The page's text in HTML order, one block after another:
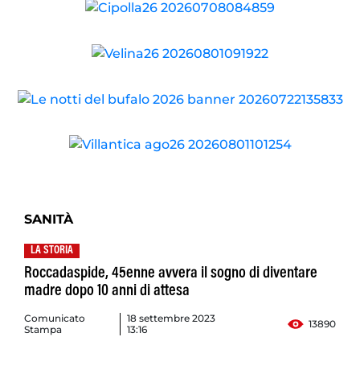
SANITÀ
LA STORIA
Roccadaspide, 45enne avvera il sogno di diventare
madre dopo 10 anni di attesa
Comunicato
Stampa
18 settembre 2023
13:16
13890